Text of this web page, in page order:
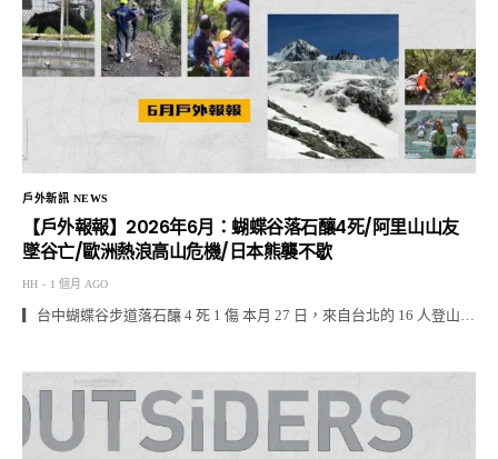
戶外新訊 NEWS
【戶外報報】2026年6月：蝴蝶谷落石釀4死/阿里山山友
墜谷亡/歐洲熱浪高山危機/日本熊襲不歇
HH 1 個月 AGO
▎台中蝴蝶谷步道落石釀 4 死 1 傷 本月 27 日，來自台北的 16 人登山…